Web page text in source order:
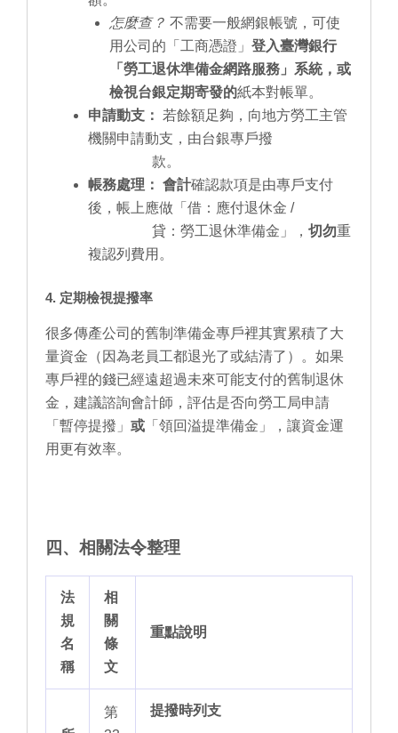
怎麼查？ 不需要一般網銀帳號，可使
用公司的「工商憑證」 登入臺灣銀行
「勞工退休準備金網路服務」系統，或
檢視台銀定期寄發的紙本對帳單。
申請動支：
若餘額足夠，向地方勞工主管
機關申請動支，由台銀專戶撥
款。
帳務處理： 會計確認款項是由專戶支付
後，帳上應做「借：應付退休金 /
貸：勞工退休準備金」， 切勿重
複認列費用。
4. 定期檢視提撥率
很多傳產公司的舊制準備金專戶裡其實累積了大
量資金（因為老員工都退光了或結清了）。如果
專戶裡的錢已經遠超過未來可能支付的舊制退休
金，建議諮詢會計師，評估是否向勞工局申請
「暫停提撥」 或 「領回溢提準備金」，讓資金運
用更有效率。
四、相關法令整理
法
規
名
稱
相
關
條
文
重點說明
第
提撥時列支